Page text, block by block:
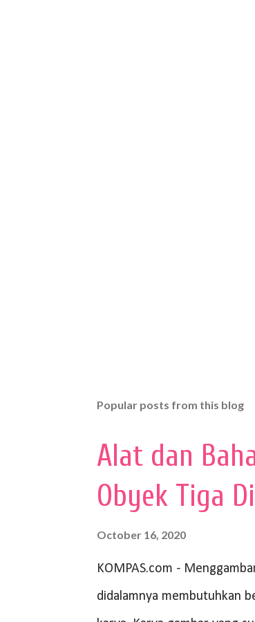
Popular posts from this blog
Alat dan
Obyek Tiga
October 16, 2020
KOMPAS.com -
didalamnya membutuhkan